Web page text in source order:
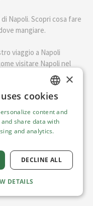
Napoli. Scopri cosa fare
mangiare.
viaggio a Napoli
visitare Napoli nel
P.IVA 08368951219
ENGLISH
ITALIAN
×
cookies
content and
share data with
and analytics.
DECLINE ALL
DETAILS